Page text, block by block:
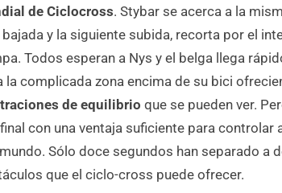
de Ciclocross. Stybar se acerca a la
y la siguiente subida, recorta por el
Todos esperan a Nys y el belga llega
la complicada zona encima de su bici
de equilibrio que se pueden ver.
con una ventaja suficiente para controlar
Sólo doce segundos han separado a
que el ciclo-cross puede ofrecer.